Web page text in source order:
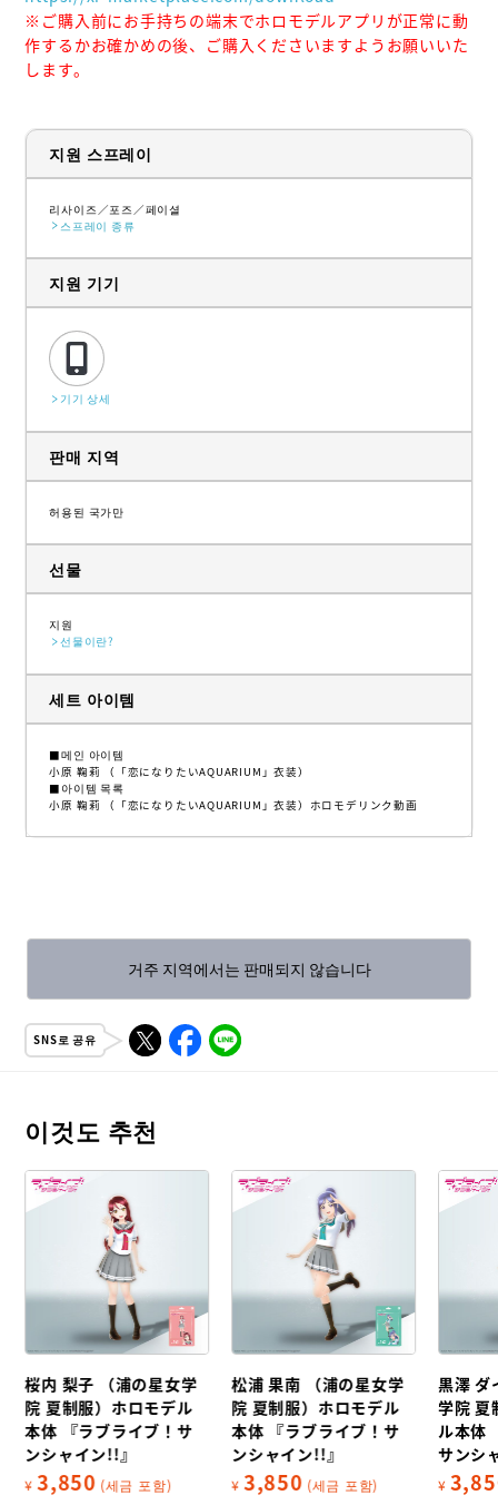
※ご購入前にお手持ちの端末でホロモデルアプリが正常に動
作するかお確かめの後、ご購入くださいますようお願いいた
します。
지원 스프레이
리사이즈 포즈
페이셜
스프레이 종류
지원 기기
기기 상세
판매 지역
허용된 국가만
선물
지원
선물이란?
세트 아이템
■메인 아이템
小原 鞠莉 （「恋になりたいAQUARIUM」衣装）
■아이템 목록
小原 鞠莉 （「恋になりたいAQUARIUM」衣装）ホロモデリンク動画
거주 지역에서는 판매되지 않습니다
SNS로 공유
이것도 추천
桜内 梨子 （浦の星女学
院 夏制服）ホロモデル
本体 『ラブライブ！サ
ンシャイン!!』
¥ 3,850 (세금 포함)
松浦 果南 （浦の星女学
院 夏制服）ホロモデル
本体 『ラブライブ！サ
ンシャイン!!』
¥ 3,850 (세금 포함)
黒澤 ダ
学院 夏
ル本体
サンシ
¥